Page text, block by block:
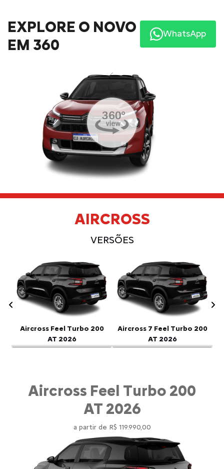
EXPLORE O NOVO AIRCROSS
EM 360
AIRCROSS
VERSÕES
Aircross Feel Turbo 200
AT 2026
Aircross 7 Feel Turbo 200
AT 2026
Anterior
Aircross Feel Turbo 200
AT 2026
a partir de R$ 119.990,00
WhatsApp